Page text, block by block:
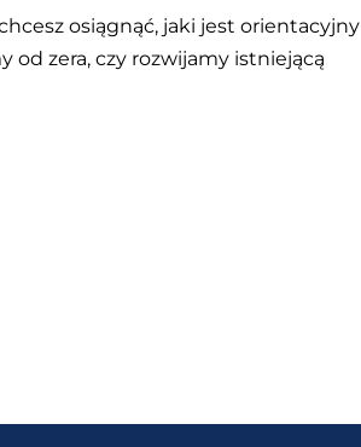
osiągnąć, jaki jest orientacyjny
zera, czy rozwijamy istniejącą